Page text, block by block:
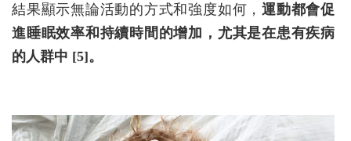
結果顯示無論活動的方式和強度如何，運動都會促
進睡眠效率和持續時間的增加，尤其是在患有疾病
的人群中 [5]。